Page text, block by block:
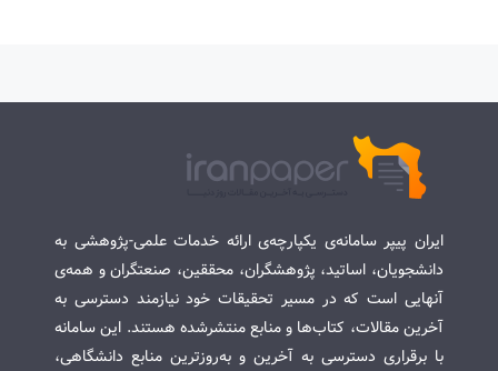
ایران پیپر سامانه‌ی یکپارچه‌ی ارائه خدمات علمی-پژوهشی به
دانشجویان، اساتید، پژوهشگران، محققین، صنعتگران و همه‌ی
آنهایی است که در مسیر تحقیقات خود نیازمند دسترسی به
آخرین مقالات، کتاب‌ها و منابع منتشرشده هستند. این سامانه
با برقراری دسترسی به آخرین و به‌روزترین منابع دانشگاهی،